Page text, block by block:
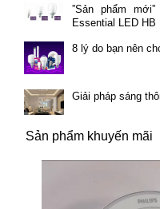
”Sản phẩm
Essential LED HB
8 lý do bạn nên
Giải pháp sáng
Sản phẩm khuyến mãi